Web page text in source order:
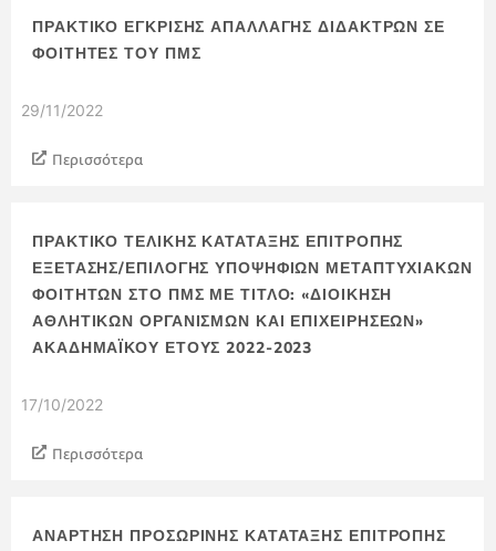
ΠΡΑΚΤΙΚΌ ΈΓΚΡΙΣΗΣ ΑΠΑΛΛΑΓΉΣ ΔΙΔΆΚΤΡΩΝ ΣΕ
ΦΟΙΤΗΤΈΣ ΤΟΥ ΠΜΣ
29/11/2022
Περισσότερα
ΠΡΑΚΤΙΚΟ ΤΕΛΙΚΗΣ ΚΑΤΑΤΑΞΗΣ ΕΠΙΤΡΟΠΗΣ
ΕΞΕΤΑΣΗΣ/ΕΠΙΛΟΓΗΣ ΥΠΟΨΗΦΙΩΝ ΜΕΤΑΠΤΥΧΙΑΚΩΝ
ΦΟΙΤΗΤΩΝ ΣΤΟ ΠΜΣ ΜΕ ΤΙΤΛΟ: «ΔΙΟΙΚΗΣΗ
ΑΘΛΗΤΙΚΩΝ ΟΡΓΑΝΙΣΜΩΝ ΚΑΙ ΕΠΙΧΕΙΡΗΣΕΩΝ»
ΑΚΑΔΗΜΑΪΚΟΥ ΕΤΟΥΣ 2022-2023
17/10/2022
Περισσότερα
ΑΝΑΡΤΗΣΗ ΠΡΟΣΩΡΙΝΗΣ ΚΑΤΑΤΑΞΗΣ ΕΠΙΤΡΟΠΗΣ